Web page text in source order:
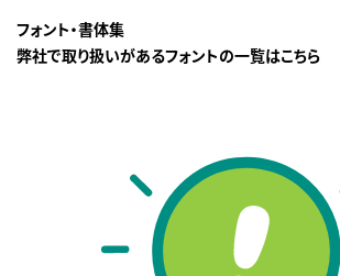
フォント・書体集
弊社で取り扱いがあるフォントの一覧はこちら